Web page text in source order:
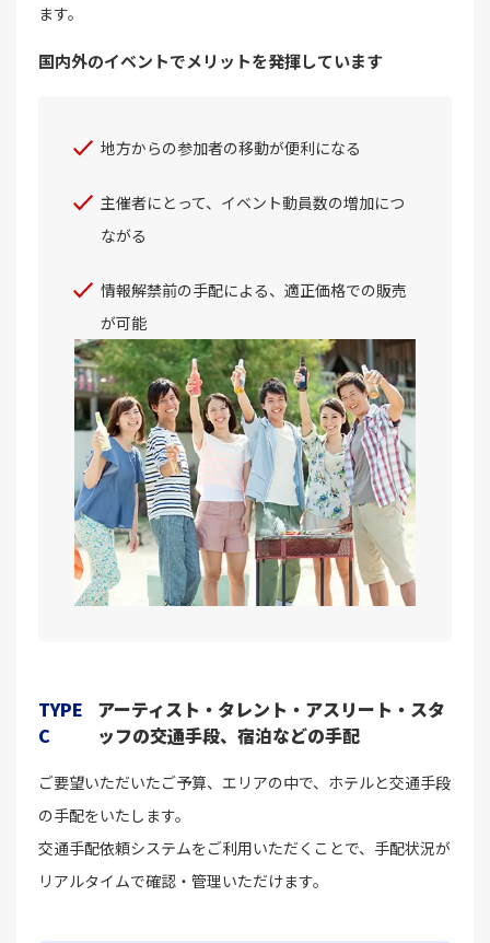
ます。
国内外のイベントでメリットを発揮しています
地方からの参加者の移動が便利になる
主催者にとって、イベント動員数の増加につ
ながる
情報解禁前の手配による、適正価格での販売
が可能
TYPE
C
アーティスト・タレント・アスリート・スタ
ッフの交通手段、宿泊などの手配
ご要望いただいたご予算、エリアの中で、ホテルと交通手段
の手配をいたします。
交通手配依頼システムをご利用いただくことで、手配状況が
リアルタイムで確認・管理いただけます。